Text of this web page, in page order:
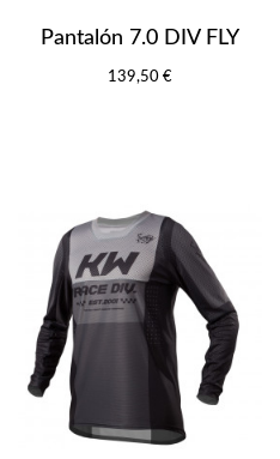
Pantalón 7.0 DIV FLY
139,50 €